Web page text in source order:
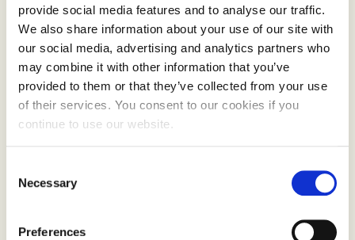
provide social media features and to analyse our traffic.
We also share information about your use of our site with
our social media, advertising and analytics partners who
may combine it with other information that you’ve
provided to them or that they’ve collected from your use
of their services. You consent to our cookies if you
continue to use our website.
Selection
Necessary
Preferences
råstoffreserve. Vi ligger ikke grisgrendt til: Det er
to og en halv times kjøring til mottak både på
Flesland og Byrkjelo!
Ikke bare representerer de en beredskap for
endringer i råvareetterspørselen, men de er et
TINE skulle ønske å starte ei økologisk tappelinje
på en av de to stedene. For miljøet er viktig.
– Vi må ha økologisk melkeproduksjon i hele